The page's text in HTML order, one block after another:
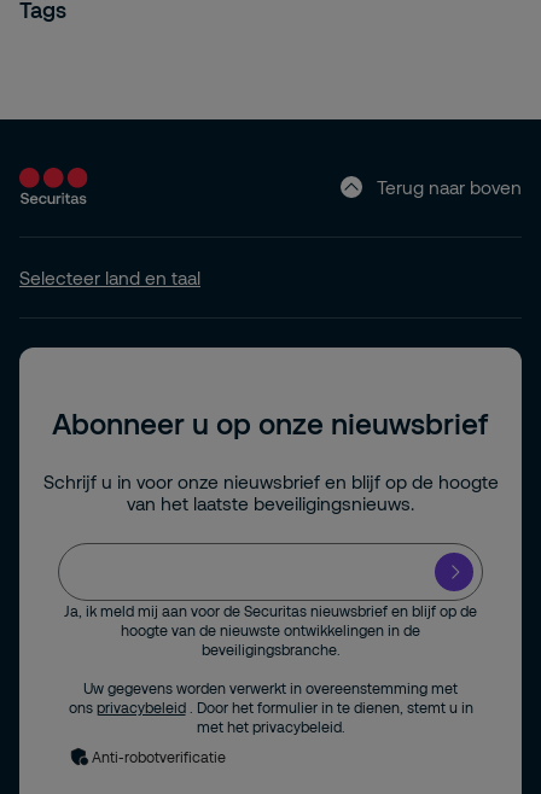
Tags
Terug naar boven
Selecteer land en taal
Abonneer u op onze nieuwsbrief
Schrijf u in voor onze nieuwsbrief en blijf op de hoogte
van het laatste beveiligingsnieuws.
Ja, ik meld mij aan voor de Securitas nieuwsbrief en blijf op de
hoogte van de nieuwste ontwikkelingen in de
beveiligingsbranche.
Uw gegevens worden verwerkt in overeenstemming met
ons privacybeleid
. Door het formulier in te dienen, stemt u in
met het privacybeleid.
Anti-robotverificatie